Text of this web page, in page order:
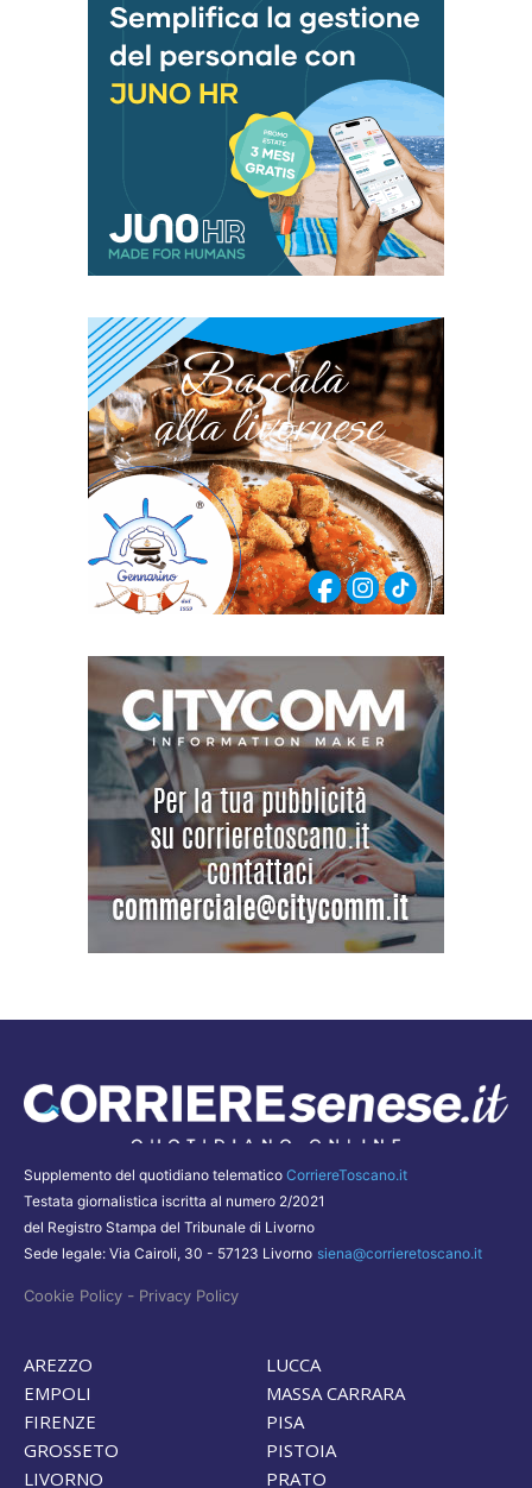
Supplemento del quotidiano telematico CorriereToscano.it
Testata giornalistica iscritta al numero 2/2021
del Registro Stampa del Tribunale di Livorno
Sede legale: Via Cairoli, 30 - 57123 Livorno siena@corrieretoscano.it
Cookie Policy - Privacy Policy
AREZZO
EMPOLI
FIRENZE
GROSSETO
LIVORNO
LUCCA
MASSA CARRARA
PISA
PISTOIA
PRATO